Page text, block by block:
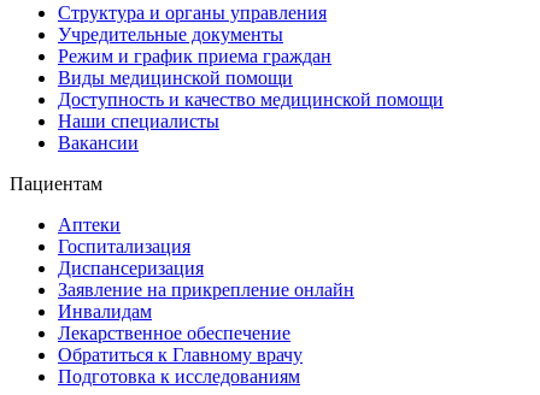
Структура и органы управления
Учредительные документы
Режим и график приема граждан
Виды медицинской помощи
Доступность и качество медицинской помощи
Наши специалисты
Вакансии
Пациентам
Аптеки
Госпитализация
Диспансеризация
Заявление на прикрепление онлайн
Инвалидам
Лекарственное обеспечение
Обратиться к Главному врачу
Подготовка к исследованиям